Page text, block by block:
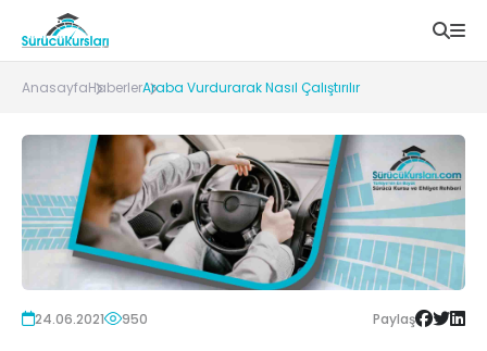
AnasayfaHaberlerAraba Vurdurarak Nasıl Çalıştırılır
24.06.2021 950 Paylaş